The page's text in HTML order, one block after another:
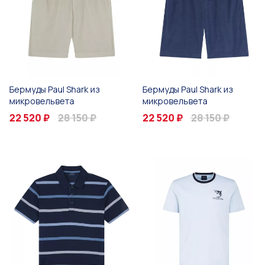
Бермуды Paul Shark из
микровельвета
22 520 ₽ 28 150 ₽
Бермуды Paul Shark из
микровельвета
22 520 ₽ 28 150 ₽